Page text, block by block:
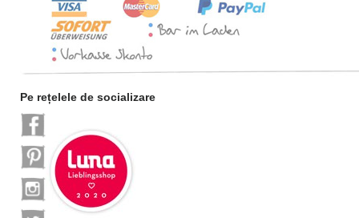
Pe rețelele de socializare